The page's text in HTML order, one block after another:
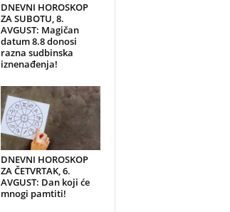
DNEVNI HOROSKOP
ZA SUBOTU, 8.
AVGUST: Magičan
datum 8.8 donosi
razna sudbinska
iznenađenja!
DNEVNI HOROSKOP
ZA ČETVRTAK, 6.
AVGUST: Dan koji će
mnogi pamtiti!